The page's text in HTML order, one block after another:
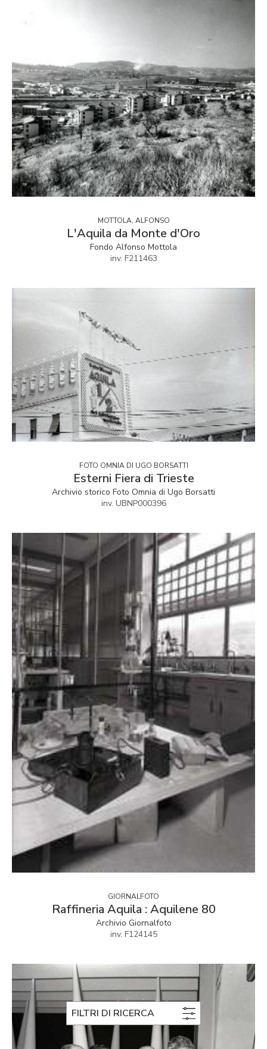
FILTRI DI RICERCA
MOTTOLA, ALFONSO
L'Aquila da Monte d'Oro
Fondo Alfonso Mottola
inv. F211463
FOTO OMNIA DI UGO BORSATTI
Esterni Fiera di Trieste
Archivio storico Foto Omnia di Ugo Borsatti
inv. UBNP000396
GIORNALFOTO
Raffineria Aquila : Aquilene 80
Archivio Giornalfoto
inv. F124145